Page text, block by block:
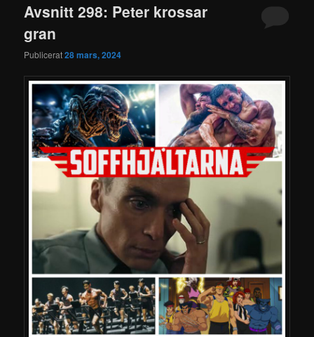
Avsnitt 298: Peter krossar
gran
Publicerat28 mars, 2024